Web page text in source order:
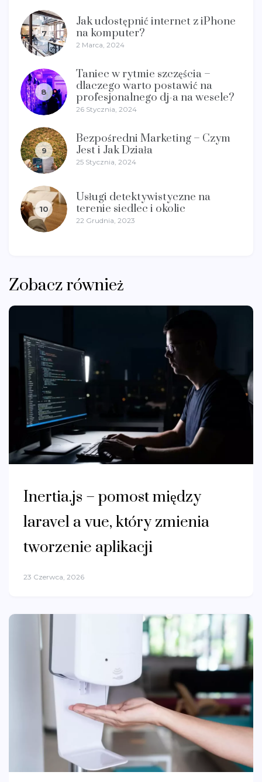
7
Jak udostępnić internet z iPhone
na komputer?
2 Marca, 2024
8
Taniec w rytmie szczęścia –
dlaczego warto postawić na
profesjonalnego dj-a na wesele?
26 Stycznia, 2024
9
Bezpośredni Marketing – Czym
Jest i Jak Działa
25 Stycznia, 2024
10
Usługi detektywistyczne na
terenie siedlec i okolic
22 Grudnia, 2023
Zobacz również
Inertia.js – pomost między
laravel a vue, który zmienia
tworzenie aplikacji
23 Czerwca, 2026